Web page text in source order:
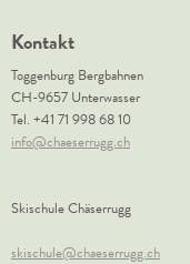
Kontakt
Toggenburg Bergbahnen
CH-9657 Unterwasser
Tel. +41 71 998 68 10
info@chaeserrugg.ch
Skischule Chäserrugg
skischule@chaeserrugg.ch